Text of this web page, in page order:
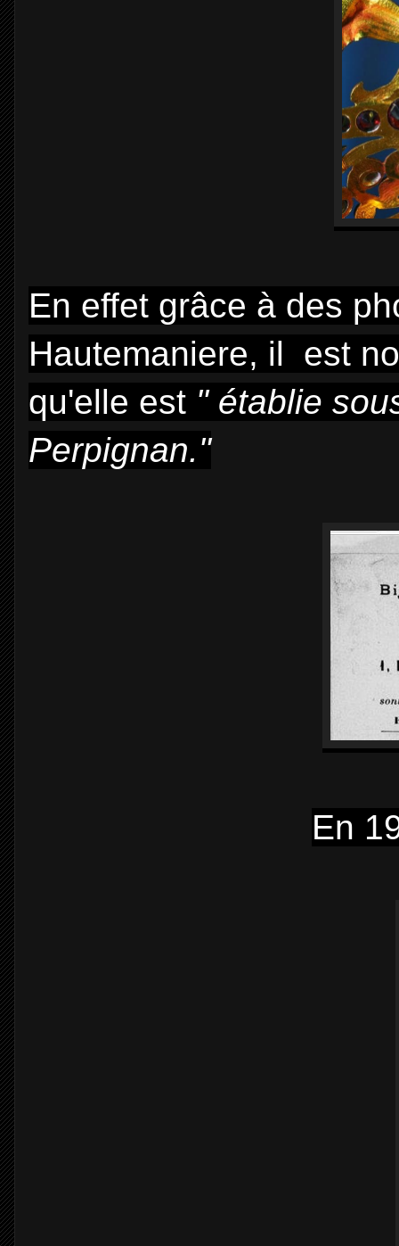
En effet grâce à des
Hautemaniere, il est
qu'elle est " établie
Perpignan."
En